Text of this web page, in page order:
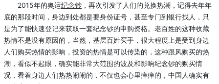
2015年的奥运纪念钞 ，再次引发了人们的兑换热潮，记得去年年
底的那段时间，身边到处都是要身份证号，甚至专门到银行找人，只
是为了能快速登记来获取一套纪念钞的申购资格。老百姓的这种收藏
热情不是没有原因的，当然，基层百姓买手，很大程度上是受到身边
人们购买热情的影响，投资的热情是可以传染的，这种跟风购买的热
潮，看似不起眼，确实能非常大范围的波及和影响纪念钞的购买情
况，看着身边人们热热闹闹的，不仅也会心里痒痒的，中国人确实有